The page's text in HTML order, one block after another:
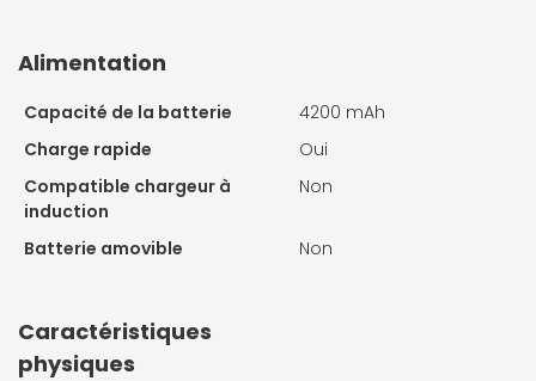
Alimentation
Capacité de la batterie
4200 mAh
Charge rapide
Oui
Compatible chargeur à
induction
Non
Batterie amovible Non
Caractéristiques
physiques